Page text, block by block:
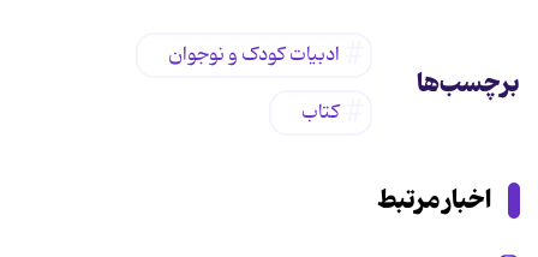
برچسب‌ها
ادبیات کودک و نوجوان
کتاب
اخبار مرتبط